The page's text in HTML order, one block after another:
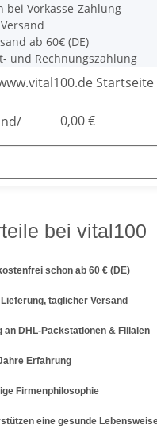
bei Vorkasse-Zahlung
ab 60€ (DE)
und Rechnungszahlung
0,00 €
bei vital100
schon ab 60 € (DE)
täglicher Versand
an DHL-Packstationen & Filialen
Erfahrung
Firmenphilosophie
eine gesunde